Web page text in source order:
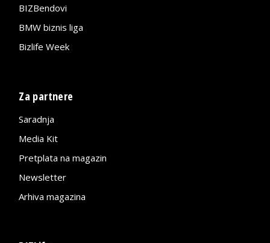
BIZBendovi
BMW biznis liga
Bizlife Week
Za partnere
Saradnja
Media Kit
Pretplata na magazin
Newsletter
Arhiva magazina